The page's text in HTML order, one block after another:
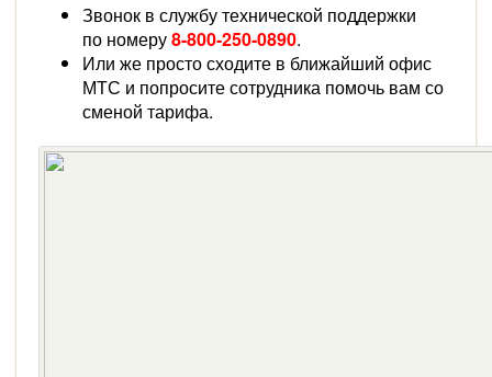
Звонок в службу технической поддержки
по номеру8-800-250-0890.
Или же просто сходите в ближайший офис
МТС и попросите сотрудника помочь вам со
сменой тарифа.